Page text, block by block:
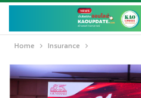
Home Insurance